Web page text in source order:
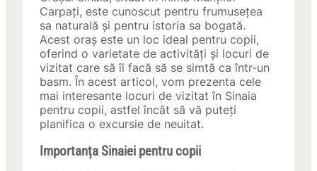
Carpați, este cunoscut pentru frumusețea
sa naturală și pentru istoria sa bogată.
Acest oraș este un loc ideal pentru copii,
oferind o varietate de activități și locuri de
vizitat care să îi facă să se simtă ca într-un
basm. În acest articol, vom prezenta cele
mai interesante locuri de vizitat în Sinaia
pentru copii, astfel încât să vă puteți
planifica o excursie de neuitat.
Importanța Sinaiei pentru copii